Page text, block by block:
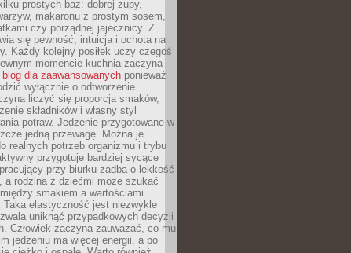
prostych baz: dobrej zupy,
makaronu z prostym sosem,
czy porządnej jajecznicy. Z
się pewność, intuicja i ochota na
Każdy kolejny posiłek uczy czegoś
momencie kuchnia zaczyna
blog dla zaawansowanych ponieważ
wyłącznie o odtworzenie
liczyć się proporcja smaków,
składników i własny styl
potraw. Jedzenie przygotowane w
jedną przewagę. Można je
realnych potrzeb organizmu i trybu
przygotuje bardziej sycące
przy biurku zadba o lekkość
a rodzina z dziećmi może szukać
smakiem a wartościami
Taka elastyczność jest niezwykle
uniknąć przypadkowych decyzji
Człowiek zaczyna zauważać, co mu
jedzeniu ma więcej energii, a po